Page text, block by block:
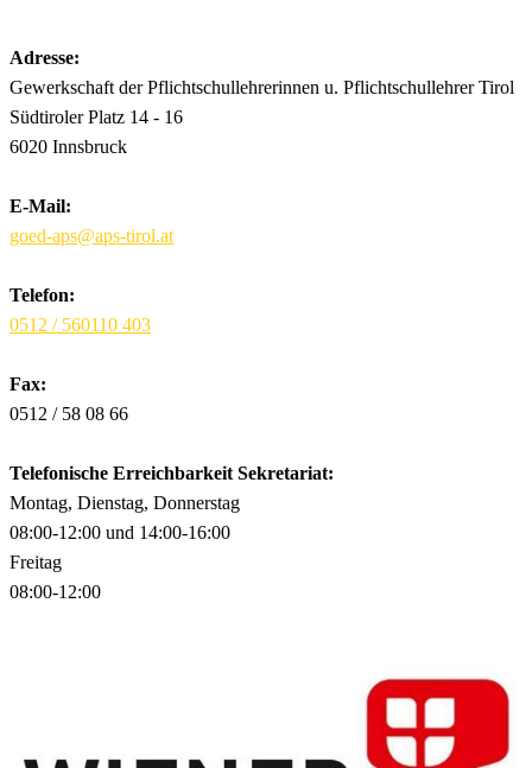
Adresse:
Gewerkschaft der Pflichtschullehrerinnen u. Pflichtschullehrer Tirol
Südtiroler Platz 14 - 16
6020 Innsbruck
E-Mail:
goed-aps@aps-tirol.at
Telefon:
0512 / 560110 403
Fax:
0512 / 58 08 66
Telefonische Erreichbarkeit Sekretariat:
Montag, Dienstag, Donnerstag
08:00-12:00 und 14:00-16:00
Freitag
08:00-12:00